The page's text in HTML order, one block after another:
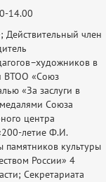
14.00
член
в
ВТОО «Союз
«За заслуги в
Союза
центра
летие Ф.И.
культуры
России» 4
Секретариата